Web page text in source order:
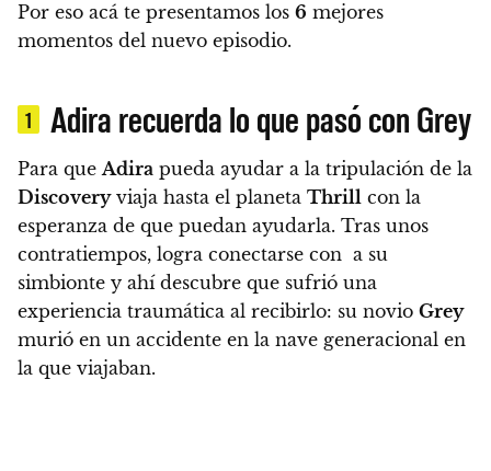
Por eso acá te presentamos los 6 mejores
momentos del nuevo episodio.
1 Adira recuerda lo que pasó con Grey
Para queAdira pueda ayudar a la tripulación de la
Discoveryviaja hasta el planeta Thrill con la
esperanza de que puedan ayudarla. Tras unos
contratiempos, logra conectarse con a su
simbionte y ahí descubre que sufrió una
experiencia traumática al recibirlo: su novio Grey
murió en un accidente en la nave generacional en
la que viajaban.